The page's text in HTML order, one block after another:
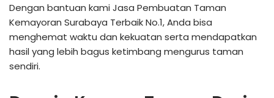
Dengan bantuan kami Jasa Pembuatan Taman
Kemayoran Surabaya Terbaik No.1, Anda bisa
menghemat waktu dan kekuatan serta mendapatkan
hasil yang lebih bagus ketimbang mengurus taman
sendiri.